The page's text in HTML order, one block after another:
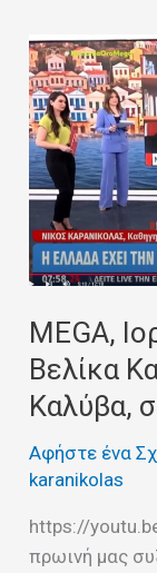
MEGA,
Βελίκα
Καλύβα,
Αφήστε ένα
karanikolas
https://
πρωινή μας
MEGA,
Ιορδάνης
Βελίκα
Καραβάλτσιου,
Γωγώ
Καλύβα,
στέγαση